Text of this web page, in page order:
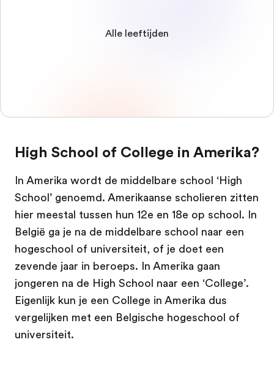
Alle leeftijden
High School of College in Amerika?
In Amerika wordt de middelbare school ‘High
School’ genoemd. Amerikaanse scholieren zitten
hier meestal tussen hun 12e en 18e op school. In
België ga je na de middelbare school naar een
hogeschool of universiteit, of je doet een
zevende jaar in beroeps. In Amerika gaan
jongeren na de High School naar een ‘College’.
Eigenlijk kun je een College in Amerika dus
vergelijken met een Belgische hogeschool of
universiteit.